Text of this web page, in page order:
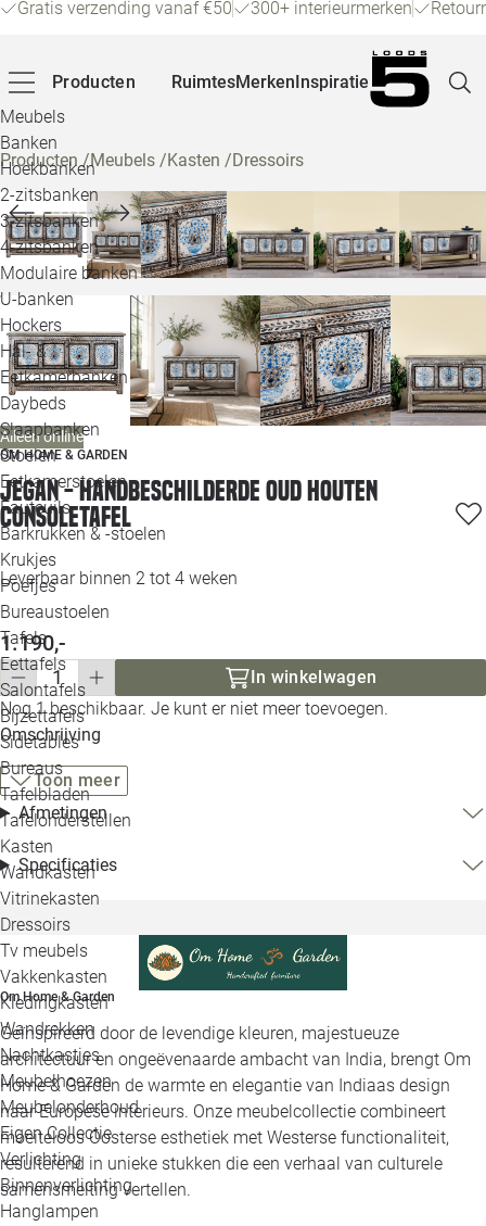
Gratis verzending vanaf €50 300+ interieurmerken
Producten
Meubels
Banken
Hoekbanken
2-zitsbanken
3-zitsbanken
4-zitsbanken
Modulaire banken
U-banken
Hockers
Hal- &
Eetkamerbanken
Daybeds
Slaapbanken
Stoelen
Eetkamerstoelen
Fauteuils
Barkrukken & -stoelen
Krukjes
Poefjes
Bureaustoelen
Tafels
Eettafels
Salontafels
Bijzettafels
Sidetables
Bureaus
Tafelbladen
Tafelonderstellen
Kasten
Wandkasten
Vitrinekasten
Dressoirs
Tv meubels
Vakkenkasten
Kledingkasten
Wandrekken
Nachtkastjes
Meubelhoezen
Meubelonderhoud
Eigen Collectie
Verlichting
Binnenverlichting
Hanglampen
RuimtesMerkenInspiratie
Alle
Producten/Meubels /Kasten /Dressoirs
Alleen online
OM HOME & GARDEN
Jegan - Handbeschilderde Oud Houten
Consoletafel
Leverbaar binnen 2 tot 4 weken
1.190,-
In winkelwagen
Nog 1 beschikbaar. Je kunt er niet meer toevoegen.
Omschrijving
Toon meer
Afmetingen
Specificaties
Om Home & Garden
Geïnspireerd door de levendige kleuren, majestueuze
architectuur en ongeëvenaarde ambacht van India, brengt Om
Home & Garden de warmte en elegantie van Indiaas design
naar Europese interieurs. Onze meubelcollectie combineert
moeiteloos Oosterse esthetiek met Westerse functionaliteit,
resulterend in unieke stukken die een verhaal van culturele
samensmelting vertellen.